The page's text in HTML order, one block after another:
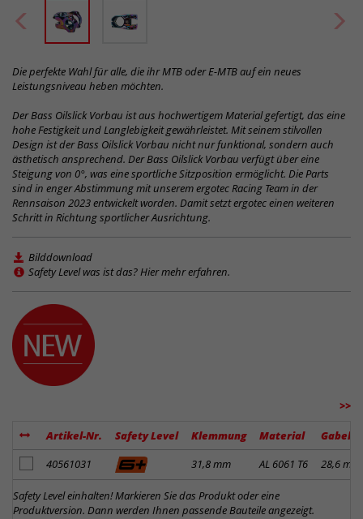
Die perfekte Wahl für alle, die ihr MTB oder E-MTB auf ein neues
Leistungsniveau heben möchten.
Der Bass Oilslick Vorbau ist aus hochwertigem Material gefertigt, das eine
hohe Festigkeit und Langlebigkeit gewährleistet. Mit seinem stilvollen
Design ist der Bass Oilslick Vorbau nicht nur funktional, sondern auch
ästhetisch ansprechend. Der Bass Oilslick Vorbau verfügt über eine
Steigung von 0°, was eine sportliche Sitzposition ermöglicht. Die Parts
sind in enger Abstimmung mit unserem ergotec Racing Team in der
Rennsaison 2023 entwickelt worden. Damit setzt ergotec einen weiteren
Schritt in Richtung sportlicher Ausrichtung.
Bilddownload
Safety Level was ist das? Hier mehr erfahren.
>>
Artikel-Nr. Safety Level Klemmung Material
Artikel zum Merkzettel hinzufügen
40561031 31,8 mm AL 6061 T6 28,6 mm
Safety Level einhalten! Markieren Sie das Produkt oder eine
Produktversion. Dann werden Ihnen passende Bauteile angezeigt.